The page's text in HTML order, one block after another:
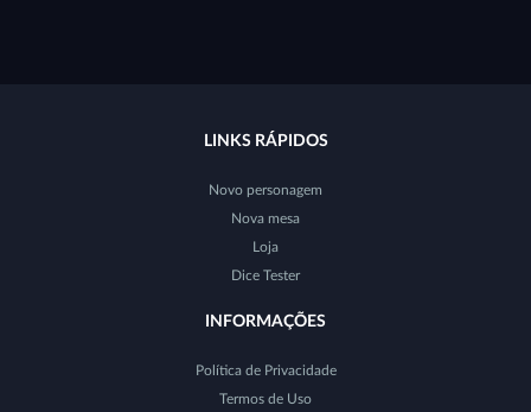
LINKS RÁPIDOS
Novo personagem
Nova mesa
Loja
Dice Tester
INFORMAÇÕES
Política de Privacidade
Termos de Uso